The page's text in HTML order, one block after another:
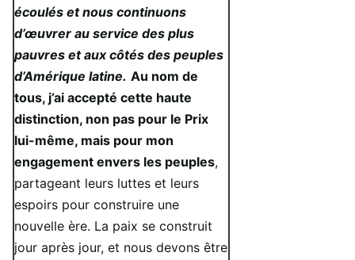
écoulés et nous continuons
d’œuvrer au service des plus
pauvres et aux côtés des peuples
d’Amérique latine. Au nom de
tous, j’ai accepté cette haute
distinction, non pas pour le Prix
lui-même, mais pour mon
engagement envers les peuples,
partageant leurs luttes et leurs
espoirs pour construire une
nouvelle ère. La paix se construit
jour après jour, et nous devons être